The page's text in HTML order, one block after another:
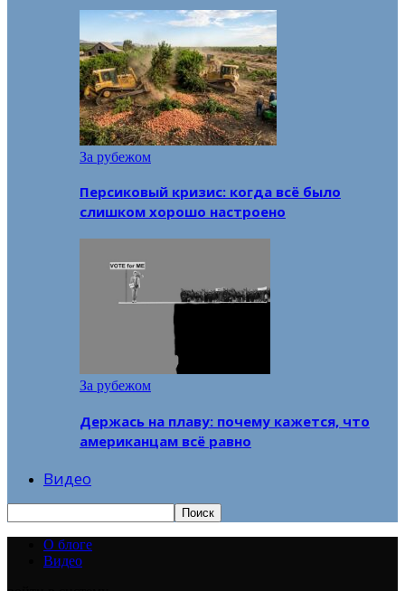
За рубежом
Персиковый кризис: когда всё было
слишком хорошо настроено
За рубежом
Держась на плаву: почему кажется, что
американцам всё равно
Видео
О блоге
Видео